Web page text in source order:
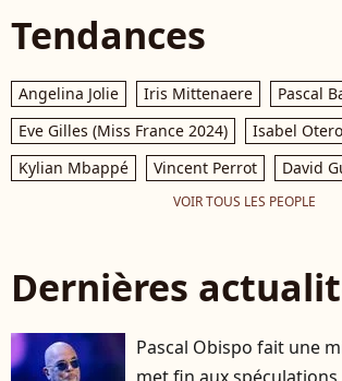
Tendances
Angelina Jolie Iris Mittenaere
Pascal
Eve Gilles (Miss France 2024)
Isabel Otero
Kylian Mbappé
Vincent Perrot David
VOIR TOUS LES PEOPLE
Dernières
Pascal Obispo fait une